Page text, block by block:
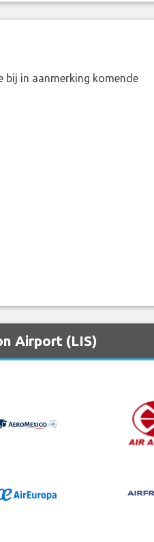
bij in aanmerking komende
Airport (LIS)